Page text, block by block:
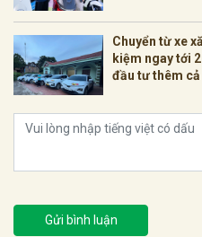
Chuyển từ xe
kiệm ngay tới
đầu tư thêm
Gửi bình luận